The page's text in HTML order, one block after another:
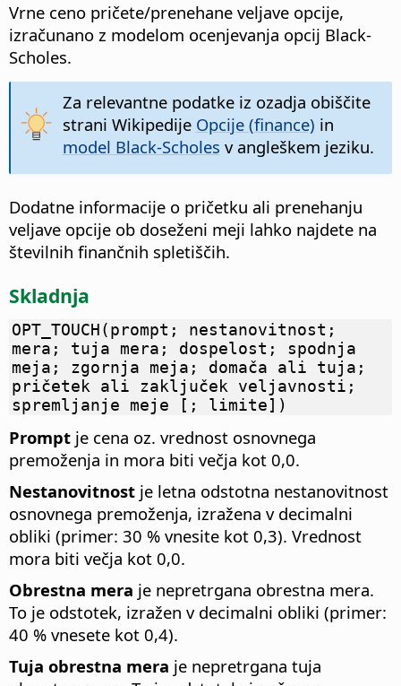
Vrne ceno pričete/prenehane veljave opcije,
izračunano z modelom ocenjevanja opcij Black-
Scholes.
Za relevantne podatke iz ozadja obiščite
strani Wikipedije Opcije (finance) in
model Black-Scholes v angleškem jeziku.
Dodatne informacije o pričetku ali prenehanju
veljave opcije ob doseženi meji lahko najdete na
številnih finančnih spletiščih.
Skladnja
OPT_TOUCH(prompt; nestanovitnost;
mera; tuja mera; dospelost; spodnja
meja; zgornja meja; domača ali tuja;
pričetek ali zaključek veljavnosti;
spremljanje meje [; limite])
Prompt je cena oz. vrednost osnovnega
premoženja in mora biti večja kot 0,0.
Nestanovitnost je letna odstotna nestanovitnost
osnovnega premoženja, izražena v decimalni
obliki (primer: 30 % vnesite kot 0,3). Vrednost
mora biti večja kot 0,0.
Obrestna mera je nepretrgana obrestna mera.
To je odstotek, izražen v decimalni obliki (primer:
40 % vnesete kot 0,4).
Tuja obrestna mera je nepretrgana tuja